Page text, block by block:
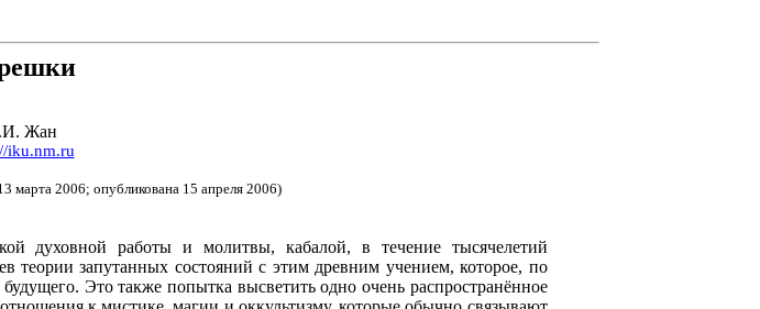
Жан
iku.nm.ru
марта 2006; опубликована 15 апреля 2006)
духовной работы и молитвы, кабалой, в течение тысячелетий
теории запутанных состояний с этим древним учением, которое, по
Это также попытка высветить одно очень распространённое